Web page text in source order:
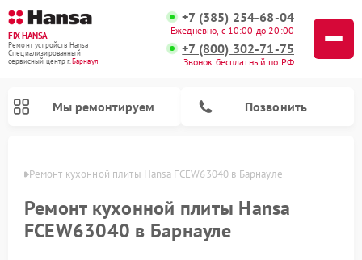
FIX-HANSA
Ремонт устройств Hansa
Специализированный
cервисный центр г.Барнаул
+7 (385) 254-68-04
Ежедневно, с 10:00 до 20:00
+7 (800) 302-71-75
Звонок бесплатный по РФ
Мы ремонтируем Позвонить
Ремонт кухонной плиты Hansa FCEW63040 в Барнауле
Ремонт кухонной плиты Hansa
FCEW63040 в Барнауле